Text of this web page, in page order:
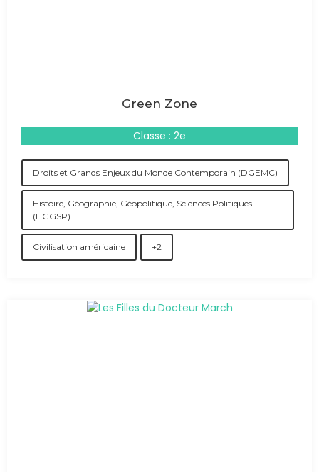
Green Zone
Classe : 2e
Droits et Grands Enjeux du Monde Contemporain (DGEMC)
Histoire, Géographie, Géopolitique, Sciences Politiques
(HGGSP)
Civilisation américaine +2